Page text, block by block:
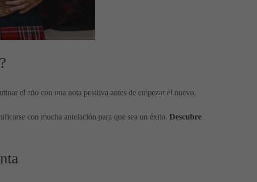
el año con una nota positiva antes de empezar el nuevo.
con mucha antelación para que sea un éxito. Descubre